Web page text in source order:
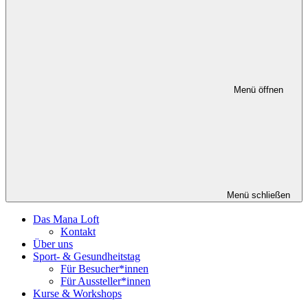
Menü öffnen
Menü schließen
Das Mana Loft
Kontakt
Über uns
Sport- & Gesundheitstag
Für Besucher*innen
Für Aussteller*innen
Kurse & Workshops